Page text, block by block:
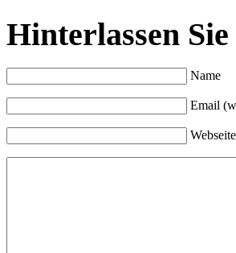
Hinterlassen
Name
Email